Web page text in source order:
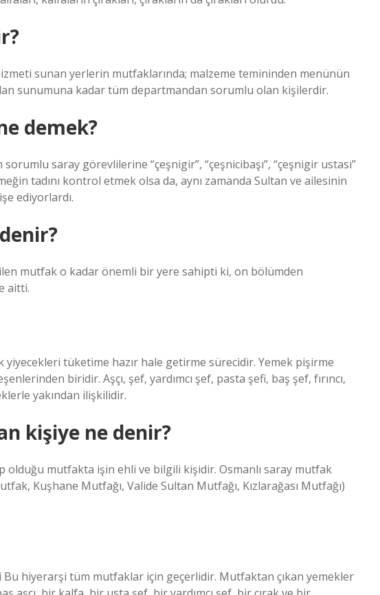
sunan yerlerin mutfaklarında; malzeme temininden menünün
sunumuna kadar tüm departmandan sorumlu olan kişilerdir.
demek?
saray görevlilerine “çeşnigir”, “çeşnicibaşı”, “çeşnigir ustası”
tadını kontrol etmek olsa da, aynı zamanda Sultan ve ailesinin
ediyorlardı.
mutfak o kadar önemli bir yere sahipti ki, on bölümden
aitti.
tüketime hazır hale getirme sürecidir. Yemek pişirme
biridir. Aşçı, şef, yardımcı şef, pasta şefi, baş şef, fırıncı,
yakından ilişkilidir.
kişiye ne denir?
olduğu mutfakta işin ehli ve bilgili kişidir. Osmanlı saray mutfak
Kuşhane Mutfağı, Valide Sultan Mutfağı, Kızlarağası Mutfağı)
hiyerarşi tüm mutfaklar için geçerlidir. Mutfaktan çıkan yemekler